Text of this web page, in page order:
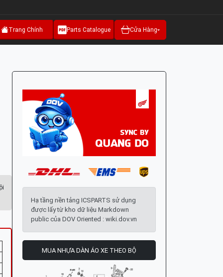
Trang Chính Parts Catalogue Cửa Hàng
Hạ tầng nền tảng ICSPARTS sử dụng
được lấy từ kho dữ liệu Markdown
public của DOV Oriented : wiki.dov.vn
MUA NHỰA DÀN ÁO XE THEO BỘ